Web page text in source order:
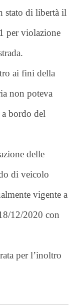
stato di libertà il
per violazione
ai fini della
non poteva
a bordo del
delle
di veicolo
vigente a
12/2020 con
per l’inoltro